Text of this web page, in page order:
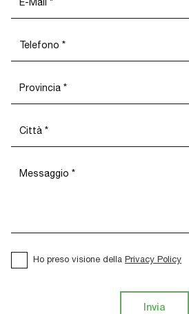
Ho preso visione della Privacy Policy
Invia